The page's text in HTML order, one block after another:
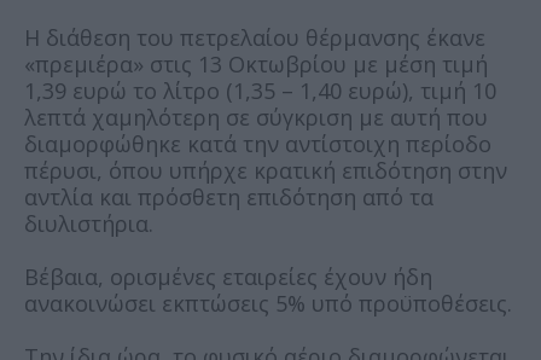
Η διάθεση του πετρελαίου θέρμανσης έκανε
«πρεμιέρα» στις 13 Οκτωβρίου με μέση τιμή
1,39 ευρώ το λίτρο (1,35 – 1,40 ευρώ), τιμή 10
λεπτά χαμηλότερη σε σύγκριση με αυτή που
διαμορφώθηκε κατά την αντίστοιχη περίοδο
πέρυσι, όπου υπήρχε κρατική επιδότηση στην
αντλία και πρόσθετη επιδότηση από τα
διυλιστήρια.
Βέβαια, ορισμένες εταιρείες έχουν ήδη
ανακοινώσει εκπτώσεις 5% υπό προϋποθέσεις.